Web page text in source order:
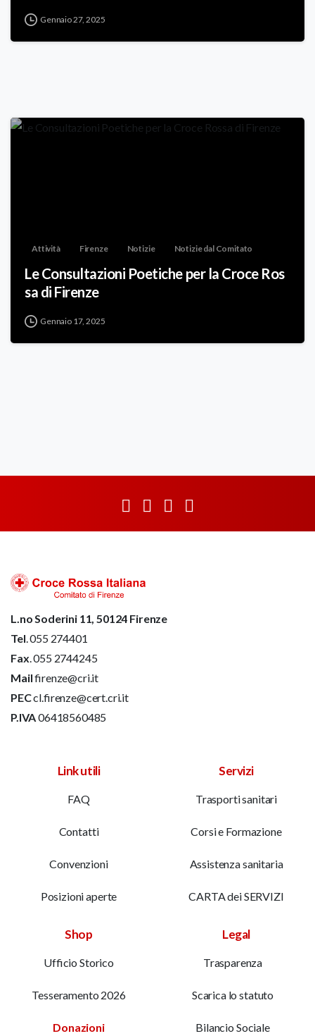
Gennaio 27, 2025
Attività Firenze Notizie Notizie dal Comitato
Le Consultazioni Poetiche per la Croce Ros
sa di Firenze
Gennaio 17, 2025
L.no Soderini 11, 50124 Firenze
Tel. 055 274401
Fax. 055 2744245
Mailfirenze@cri.it
PECcl.firenze@cert.cri.it
P.IVA06418560485
Link utili
FAQ
Contatti
Convenzioni
Posizioni aperte
Servizi
Trasporti sanitari
Corsi e Formazione
Assistenza sanitaria
CARTA dei SERVIZI
Shop
Ufficio Storico
Tesseramento 2026
Donazioni
Legal
Trasparenza
Scarica lo statuto
Bilancio Sociale